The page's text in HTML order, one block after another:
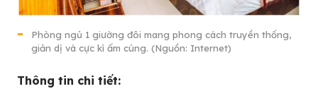
Phòng ngủ 1 giường đôi mang phong cách truyền thống,
giản dị và cực kì ấm cúng. (Nguồn: Internet)
Thông tin chi tiết: